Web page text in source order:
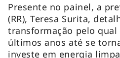
Presente no painel, a
(RR), Teresa Surita,
transformação pelo qual
últimos anos até se
investe em energia